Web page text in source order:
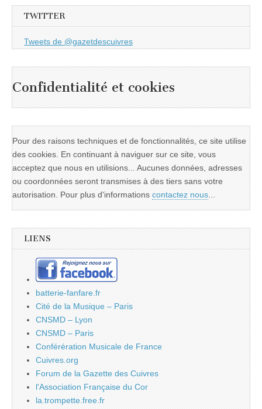
TWITTER
Tweets de @gazetdescuivres
Confidentialité et cookies
Pour des raisons techniques et de fonctionnalités, ce site utilise
des cookies. En continuant à naviguer sur ce site, vous
acceptez que nous en utilisions... Aucunes données, adresses
ou coordonnées seront transmises à des tiers sans votre
autorisation. Pour plus d'informations contactez nous...
LIENS
batterie-fanfare.fr
Cité de la Musique – Paris
CNSMD – Lyon
CNSMD – Paris
Conférération Musicale de France
Cuivres.org
Forum de la Gazette des Cuivres
l'Association Française du Cor
la.trompette.free.fr